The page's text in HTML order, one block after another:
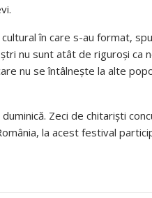
în care s-au format,
nu sunt atât de riguroși ca
nu se întâlnește la alte
Zeci de chitariști
la acest festival